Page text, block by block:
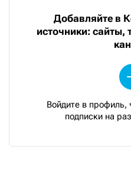
Добавляйте в
источники: сайты,
Войдите в профиль,
подписки на